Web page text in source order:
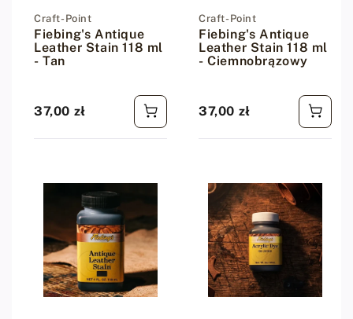
Dostawca:
Craft-Point
Fiebing's Antique
Leather Stain 118 ml
- Tan
Cena regularna
37,00 zł
Dostawca:
Craft-Point
Fiebing's Antique
Leather Stain 118 ml
- Ciemnobrązowy
Cena regularna
37,00 zł